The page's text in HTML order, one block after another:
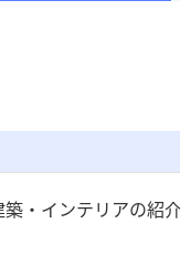
・インテリアの紹